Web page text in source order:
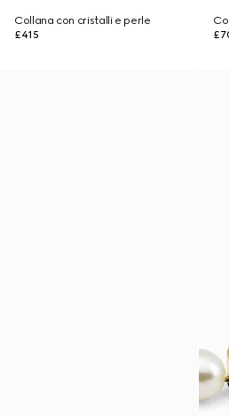
Collana con cristalli e perle
£415